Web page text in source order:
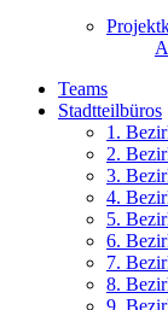
Teams
Stadtteilbüros
1. Bez
2. Bez
3. Bez
4. Bez
5. Bez
6. Bez
7. Bez
8. Bez
9. Bez